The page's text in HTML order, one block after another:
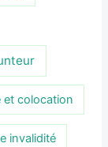
et colocation
invalidité